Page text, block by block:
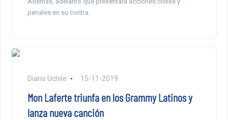
penales en su contra.
Diario Uchile 15-11-2019
Mon Laferte triunfa en los Grammy Latinos y
lanza nueva canción